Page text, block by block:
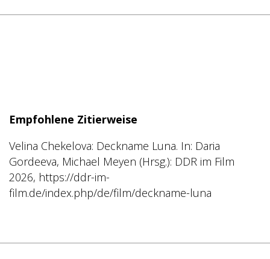
Empfohlene Zitierweise
Velina Chekelova Deckname Luna. In: Daria
Gordeeva, Michael Meyen (Hrsg.): DDR im Film
2026, https://ddr-im-
film.de/index.php/de/film/deckname-luna